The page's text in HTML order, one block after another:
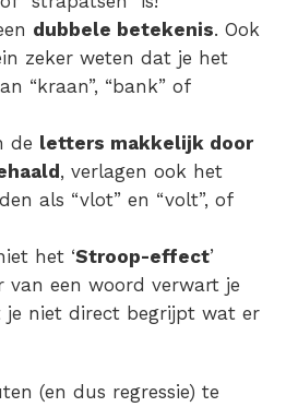
dubbele betekenis. Ook
zeker weten dat je het
“kraan”, “bank” of
de letters makkelijk door
, verlagen ook het
als “vlot” en “volt”, of
het ‘Stroop-effect’
van een woord verwart je
je niet direct begrijpt wat er
(en dus regressie) te